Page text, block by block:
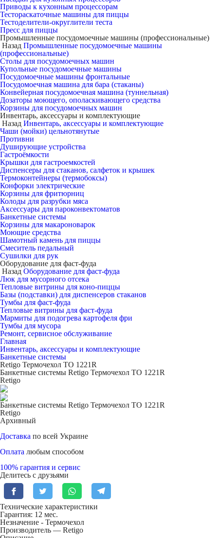
Приводы к кухонным процессорам
Тестораскаточные машины для пиццы
Тестоделители-округлители теста
Пресс для пиццы
Промышленные посудомоечные машины (профессиональные)
Назад Промышленные посудомоечные машины
(профессиональные)
Столы для посудомоечных машин
Купольные посудомоечные машины
Посудомоечные машины фронтальные
Посудомоечная машина для бара (стаканы)
Конвейерная посудомоечная машина (туннельная)
Дозаторы моющего, ополаскивающего средства
Корзины для посудомоечных машин
Инвентарь, аксессуары и комплектующие
Назад Инвентарь, аксессуары и комплектующие
Чаши (мойки) цельнотянутые
Противни
Душирующие устройства
Гастроёмкости
Крышки для гастроемкостей
Диспенсеры для стаканов, салфеток и крышек
Термоконтейнеры (термобоксы)
Конфорки электрические
Корзины для фритюрниц
Колоды для разрубки мяса
Аксессуары для пароконвектоматов
Банкетные системы
Корзины для макароноварок
Моющие средства
Шамотный камень для пиццы
Смеситель педальный
Сушилки для рук
Оборудование для фаст-фуда
Назад Оборудование для фаст-фуда
Люк для мусорного отсека
Тепловые витрины для коно-пиццы
Базы (подставки) для диспенсеров стаканов
Тумбы для фаст-фуда
Тепловые витрины для фаст-фуда
Мармиты для подогрева картофеля фри
Тумбы для мусора
Ремонт, сервисное обслуживание
Главная
Инвентарь, аксессуары и комплектующие
Банкетные системы
Retigo Термочехол TO 1221R
Банкетные системы Retigo Термочехол TO 1221R
Retigo
Банкетные системы Retigo Термочехол TO 1221R
Retigo
Архивный
Доставка по всей Украине
Оплата любым способом
100% гарантия и сервис
Делитесь с друзьями
Технические характеристики
Гарантия: 12 мес.
Незначение - Термочехол
Производитель — Retigo